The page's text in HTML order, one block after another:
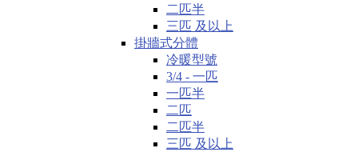
二匹半
三匹 及以上
掛牆式分體
冷暖型號
3/4 - 一匹
一匹半
二匹
二匹半
三匹 及以上